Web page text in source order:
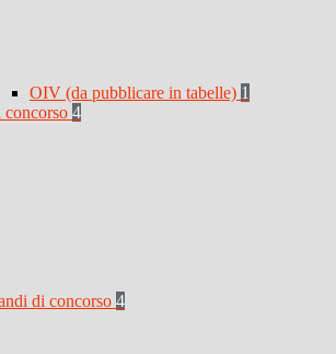
OIV (da pubblicare in tabelle) 1
4
di concorso 4